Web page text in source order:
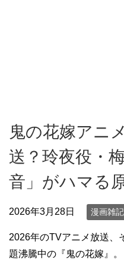
鬼の花嫁アニ
送？玲夜役・
音」がハマる
2026年3月28日 漫画雑記
2026年のTVアニメ放送、
題沸騰中の『鬼の花嫁』